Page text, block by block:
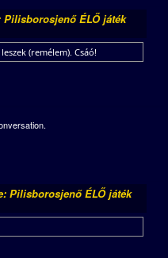
Pilisborosjenő ÉLŐ játék
(remélem). Csáó!
Pilisborosjenő ÉLŐ játék